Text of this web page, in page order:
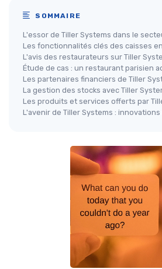
SOMMAIRE
L'essor de Tiller Systems dans le
Les fonctionnalités clés des caisses
L'avis des restaurateurs sur Tiller
Étude de cas : un restaurant parisien
Les partenaires financiers de Tiller
La gestion des stocks avec Tiller
Les produits et services offerts par
L'avenir de Tiller Systems :